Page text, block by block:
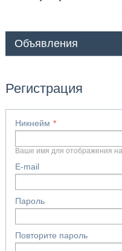
Объявления
Регистрация
Никнейм
Ваше имя для отображения
E-mail
Пароль
Повторите пароль